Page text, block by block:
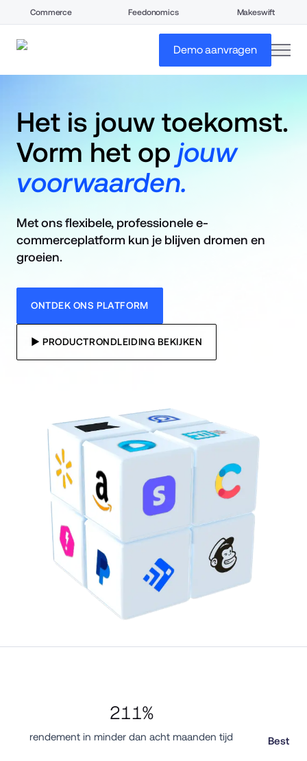
Commerce Feedonomics Makeswift
Demo aanvragen
Het is jouw toekomst.
Vorm het op jouw
voorwaarden.
Met ons flexibele, professionele e-
commerceplatform kun je blijven dromen en
groeien.
ONTDEK ONS PLATFORM
► PRODUCTRONDLEIDING BEKIJKEN
211%
rendement in minder dan acht maanden tijd Best